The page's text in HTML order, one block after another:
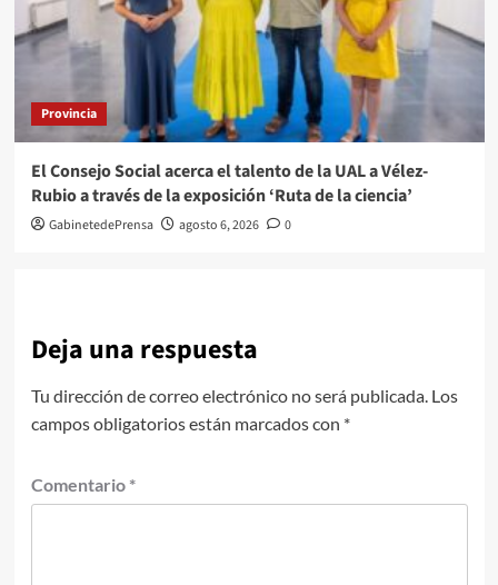
Provincia
El Consejo Social acerca el talento de la UAL a Vélez-
Rubio a través de la exposición ‘Ruta de la ciencia’
GabinetedePrensa agosto 6, 2026 0
Deja una respuesta
Tu dirección de correo electrónico no será publicada. Los
campos obligatorios están marcados con *
Comentario *